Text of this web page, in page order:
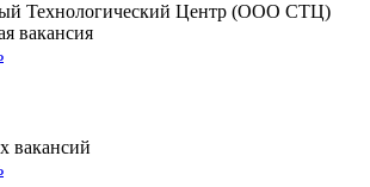
Технологический Центр (ООО СТЦ)
вакансия
вакансий